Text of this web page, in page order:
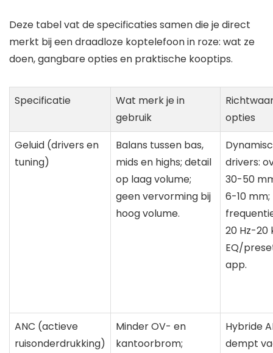
Deze tabel vat de specificaties samen die je direct
merkt bij een draadloze koptelefoon in roze: wat ze
doen, gangbare opties en praktische kooptips.
Specificatie
Wat merk je in
gebruik
opties
Geluid (drivers en
tuning)
Balans tussen bas,
mids en highs; detail
op laag volume;
geen vervorming bij
hoog volume.
drivers:
30-50
6-10 mm;
20 Hz-20
EQ/
app.
ANC (actieve
ruisonderdrukking)
Minder OV- en
kantoorbrom;
Hybride
dempt